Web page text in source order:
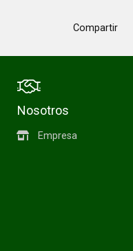
Compartir
Nosotros
Empresa